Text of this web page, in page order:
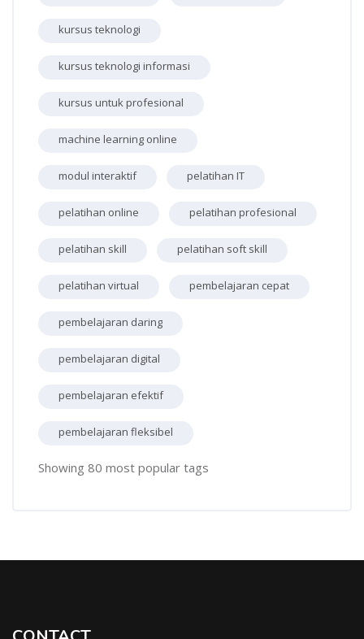
kursus teknologi
kursus teknologi informasi
kursus untuk profesional
machine learning online
modul interaktif pelatihan IT
pelatihan online pelatihan profesional
pelatihan skill pelatihan soft skill
pelatihan virtual pembelajaran cepat
pembelajaran daring
pembelajaran digital
pembelajaran efektif
pembelajaran fleksibel
Showing 80 most popular tags